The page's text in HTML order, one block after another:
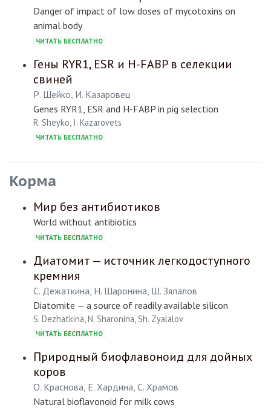
Danger of impact of low doses of mycotoxins on
animal body
ЧИТАТЬ БЕСПЛАТНО
Гены RYR1, ESR и H-FABP в селекции
свиней
Р. Шейко, И. Казаровец
Genes RYR1, ESR and H-FABP in pig selection
R. Sheyko, I. Kazarovets
ЧИТАТЬ БЕСПЛАТНО
Корма
Мир без антибиотиков
World without antibiotics
ЧИТАТЬ БЕСПЛАТНО
Диатомит — источник легкодоступного
кремния
С. Дежаткина, Н. Шаронина, Ш. Зялалов
Diatomite — a source of readily available silicon
S. Dezhatkina, N. Sharonina, Sh. Zyalalov
ЧИТАТЬ БЕСПЛАТНО
Природный биофлавоноид для дойных
коров
О. Краснова, Е. Хардина, С. Храмов
Natural bioflavonoid for milk cows